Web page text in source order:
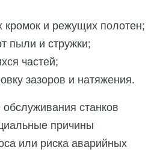
и режущих полотен;
пыли и стружки;
частей;
зазоров и натяжения.
станков
причины
или риска аварийных